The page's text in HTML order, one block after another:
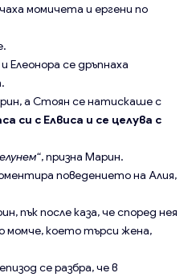
момичета и ергени по
Елеонора се дръпнаха
а Стоян се натискаше с
си с Елвиса и се целува с
, призна Марин.
поведението на Алия,
пък после каза, че според нея
момче, което търси жена,
се разбра, че в